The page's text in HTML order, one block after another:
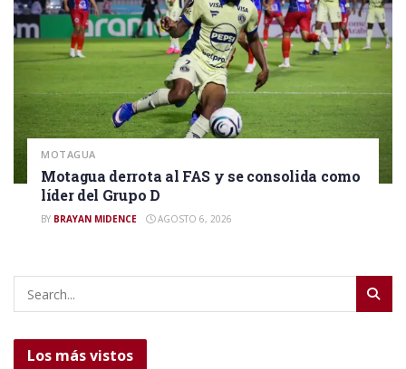
MOTAGUA
Motagua derrota al FAS y se consolida como
líder del Grupo D
BY BRAYAN MIDENCE AGOSTO 6, 2026
Los más vistos